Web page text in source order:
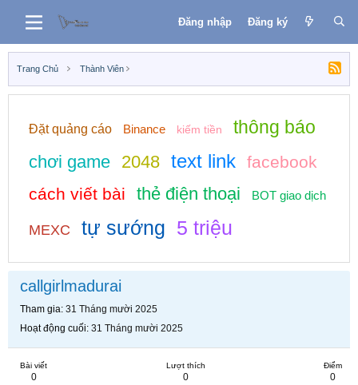
Đăng nhập Đăng ký
Trang Chủ Thành Viên
Đặt quảng cáo Binance kiếm tiền thông báo
chơi game 2048 text link
facebook
cách viết bài
thẻ điện thoại BOT giao dịch
MEXC tự sướng 5 triệu
callgirlmadurai
Tham gia 31 Tháng mười 2025
Hoạt động cuối 31 Tháng mười 2025
Bài viết
0
Lượt thích
0
Điểm
0